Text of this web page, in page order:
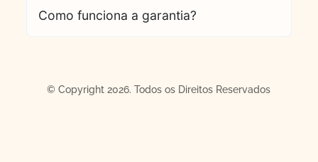
Como funciona a garantia?
© Copyright 2026. Todos os Direitos Reservados